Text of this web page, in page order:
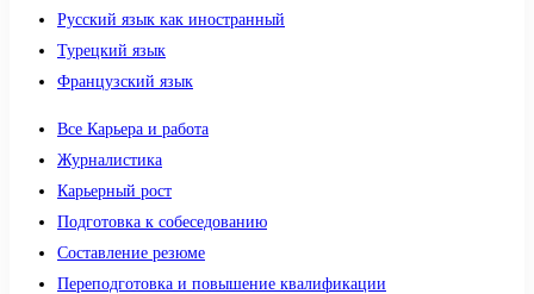
Русский язык как иностранный
Турецкий язык
Французский язык
Все Карьера и работа
Журналистика
Карьерный рост
Подготовка к собеседованию
Составление резюме
Переподготовка и повышение квалификации